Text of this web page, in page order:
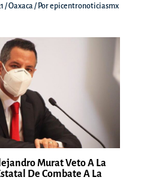
/Oaxaca / Porepicentronoticiasmx
Murat Veto A La
De Combate A La